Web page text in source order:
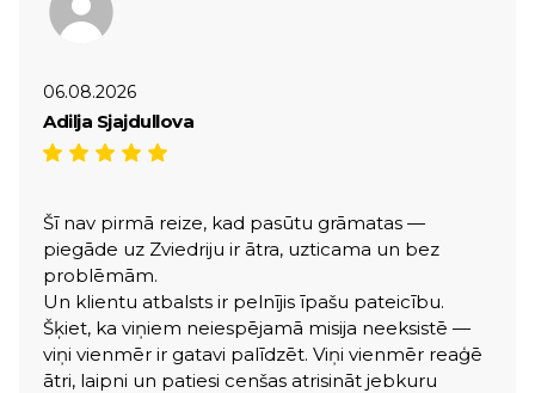
06.08.2026
Adilja Sjajdullova
Šī nav pirmā reize, kad pasūtu grāmatas —
piegāde uz Zviedriju ir ātra, uzticama un bez
problēmām.
Un klientu atbalsts ir pelnījis īpašu pateicību.
Šķiet, ka viņiem neiespējamā misija neeksistē —
viņi vienmēr ir gatavi palīdzēt. Viņi vienmēr reaģē
ātri, laipni un patiesi cenšas atrisināt jebkuru